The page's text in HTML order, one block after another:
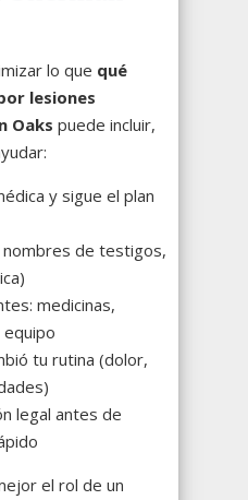
lo que qué
lesiones
Oaks puede incluir,
y sigue el plan
de testigos,
medicinas,
tu rutina (dolor,
legal antes de
el rol de un